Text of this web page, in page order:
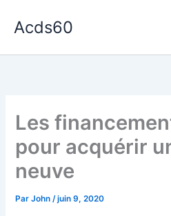
Acds60
Les
pour acquérir
neuve
ParJohn/juin 9, 2020